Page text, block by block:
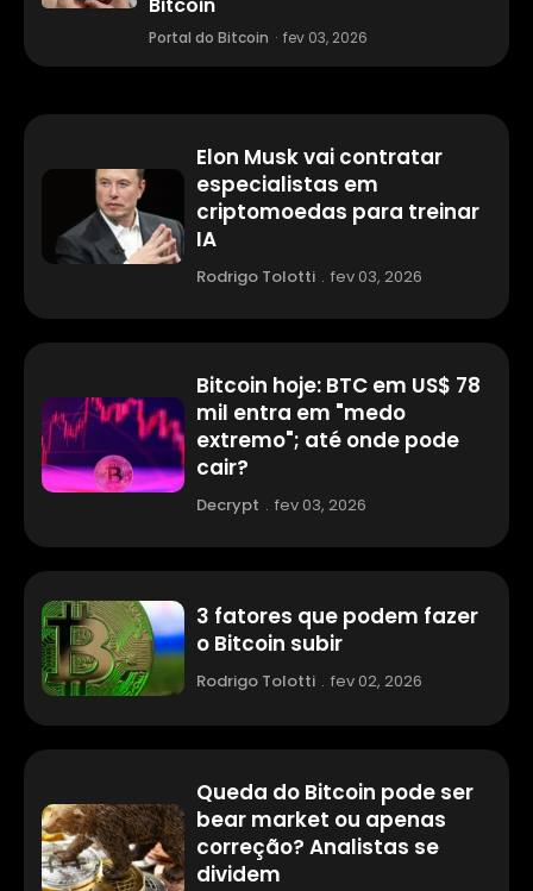
Portal do Bitcoin · fev 03, 2026
Elon Musk vai contratar
especialistas em
criptomoedas para treinar
IA
Rodrigo Tolotti . fev 03, 2026
Bitcoin hoje: BTC em US$ 78
mil entra em "medo
extremo"; até onde pode
cair?
Decrypt . fev 03, 2026
3 fatores que podem fazer
o Bitcoin subir
Rodrigo Tolotti . fev 02, 2026
Queda do Bitcoin pode ser
bear market ou apenas
correção? Analistas se
dividem